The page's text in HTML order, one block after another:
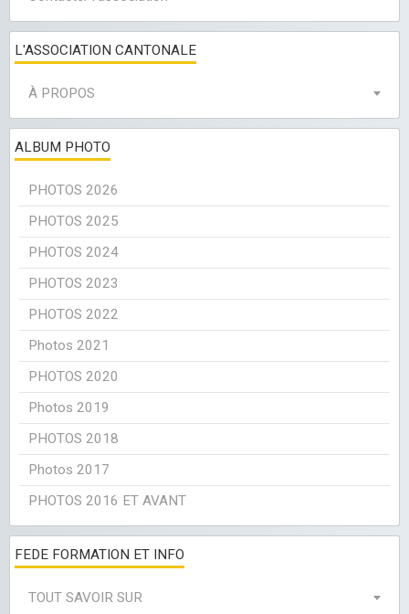
L'ASSOCIATION CANTONALE
À PROPOS
ALBUM PHOTO
PHOTOS 2026
PHOTOS 2025
PHOTOS 2024
PHOTOS 2023
PHOTOS 2022
Photos 2021
PHOTOS 2020
Photos 2019
PHOTOS 2018
Photos 2017
PHOTOS 2016 ET AVANT
FEDE FORMATION ET INFO
TOUT SAVOIR SUR